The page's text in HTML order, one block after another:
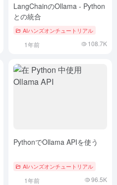
LangChainのOllama - Python
との統合
AIハンズオンチュートリアル
1年前 108.7K
PythonでOllama APIを使う
AIハンズオンチュートリアル
1年前 96.5K